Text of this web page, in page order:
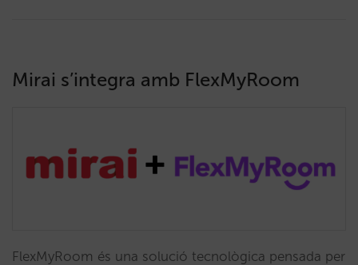
Mirai s’integra amb FlexMyRoom
FlexMyRoom és una solució tecnològica pensada per